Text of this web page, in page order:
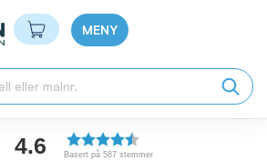
Min handlekurv
MENY
4.6 Basert på 587 stemmer